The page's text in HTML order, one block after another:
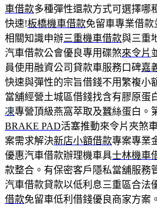
車借款多種彈性還款方式可選擇哪
快速!板橋機車借款免留車專業借
相關知識申辦三重機車借款與三重
汽車借款公會優良專用碟煞來令片
員使用融資公司貸款車服務口碑嘉
快速與彈性的宗旨借錢不用繁複小
當舖經營土城區借錢找含有膠原蛋
凍專營頂級燕窩萃取及蠶絲蛋白。
BRAKE PAD活塞推動來令片夾煞
案需求解決新店小額借款專案專業
優惠汽車借款辦理機車具士林機車
款整合。有保密客戶隱私當舖服務
汽車借款貸款以低利息三重區合法
借款免留車低利借錢優良商家方案。